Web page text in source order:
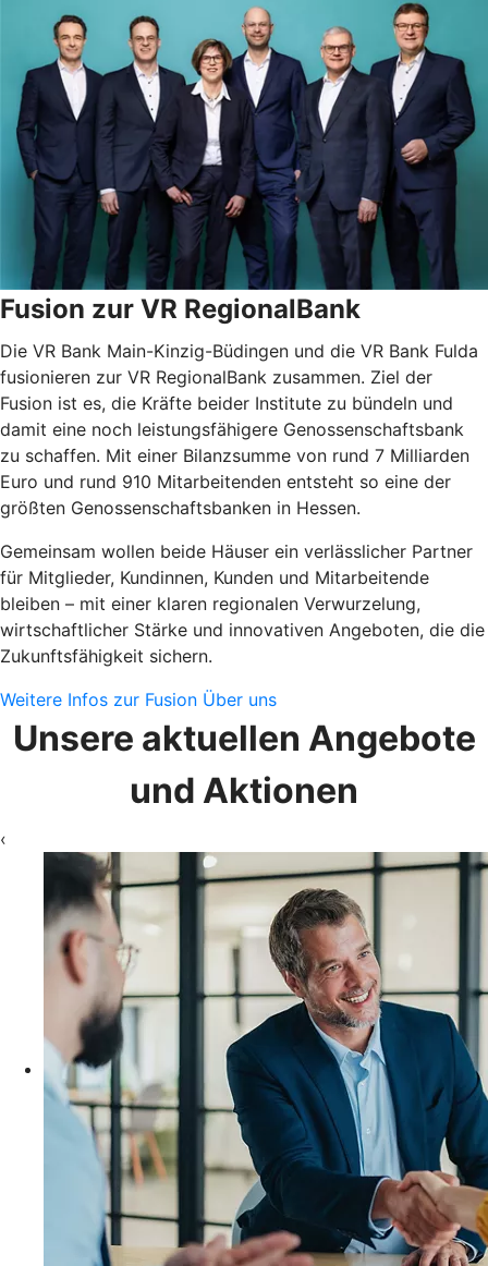
Fusion zur VR RegionalBank
Die VR Bank Main-Kinzig-Büdingen und die VR Bank Fulda
fusionieren zur VR RegionalBank zusammen. Ziel der
Fusion ist es, die Kräfte beider Institute zu bündeln und
damit eine noch leistungsfähigere Genossenschaftsbank
zu schaffen. Mit einer Bilanzsumme von rund 7 Milliarden
Euro und rund 910 Mitarbeitenden entsteht so eine der
größten Genossenschaftsbanken in Hessen.
Gemeinsam wollen beide Häuser ein verlässlicher Partner
für Mitglieder, Kundinnen, Kunden und Mitarbeitende
bleiben – mit einer klaren regionalen Verwurzelung,
wirtschaftlicher Stärke und innovativen Angeboten, die die
Zukunftsfähigkeit sichern.
Weitere Infos zur Fusion Über uns
Unsere aktuellen Angebote
und Aktionen
‹